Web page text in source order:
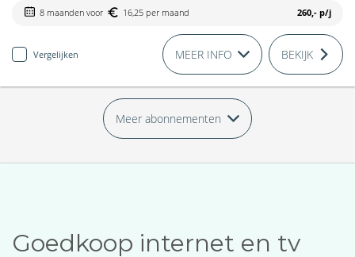
8 maanden voor 16,25 per maand 260,- p/j
Vergelijken MEER INFO BEKIJK
Meer abonnementen
Goedkoop internet en tv